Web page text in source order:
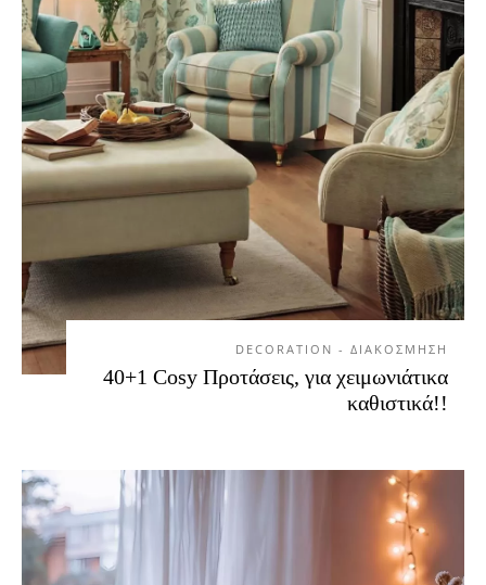
DECORATION - ΔΙΑΚΟΣΜΗΣΗ
40+1 Cosy Προτάσεις, για χειμωνιάτικα
καθιστικά!!